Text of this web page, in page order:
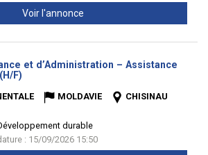
Voir l'annonce
et d’Administration – Assistance
F)
MOLDAVIE
CHISINAU
durable
: 15/09/2026 15:50